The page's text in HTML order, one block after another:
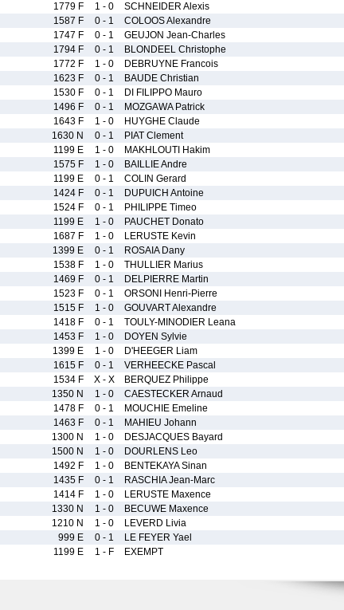
1779 F 1 - 0 SCHNEIDER Alexis
1587 F 0 - 1 COLOOS Alexandre
1747 F 0 - 1 GEUJON Jean-Charles
1794 F 0 - 1 BLONDEEL Christophe
1772 F 1 - 0 DEBRUYNE Francois
1623 F 0 - 1 BAUDE Christian
1530 F 0 - 1 DI FILIPPO Mauro
1496 F 0 - 1 MOZGAWA Patrick
1643 F 1 - 0 HUYGHE Claude
1630 N 0 - 1 PIAT Clement
1199 E 1 - 0 MAKHLOUTI Hakim
1575 F 1 - 0 BAILLIE Andre
1199 E 0 - 1 COLIN Gerard
1424 F 0 - 1 DUPUICH Antoine
1524 F 0 - 1 PHILIPPE Timeo
1199 E 1 - 0 PAUCHET Donato
1687 F 1 - 0 LERUSTE Kevin
1399 E 0 - 1 ROSAIA Dany
1538 F 1 - 0 THULLIER Marius
1469 F 0 - 1 DELPIERRE Martin
1523 F 0 - 1 ORSONI Henri-Pierre
1515 F 1 - 0 GOUVART Alexandre
1418 F 0 - 1 TOULY-MINODIER Leana
1453 F 1 - 0 DOYEN Sylvie
1399 E 1 - 0 D'HEEGER Liam
1615 F 0 - 1 VERHEECKE Pascal
1534 F X - X BERQUEZ Philippe
1350 N 1 - 0 CAESTECKER Arnaud
1478 F 0 - 1 MOUCHIE Emeline
1463 F 0 - 1 MAHIEU Johann
1300 N 1 - 0 DESJACQUES Bayard
1500 N 1 - 0 DOURLENS Leo
1492 F 1 - 0 BENTEKAYA Sinan
1435 F 0 - 1 RASCHIA Jean-Marc
1414 F 1 - 0 LERUSTE Maxence
1330 N 1 - 0 BECUWE Maxence
1210 N 1 - 0 LEVERD Livia
999 E 0 - 1 LE FEYER Yael
1199 E 1 - F EXEMPT